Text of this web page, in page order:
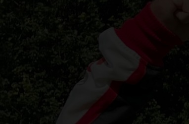
HOE TE BELUISTEREN?
ONLINE RADIO LUISTEREN
GRAND PRIX RADIO APP
PROGRAMMERING
COMMENTATOREN